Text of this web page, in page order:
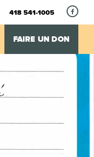
418 541-1005
FAIRE UN DON